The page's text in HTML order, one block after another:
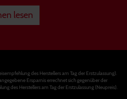
lesen
des Herstellers am Tag der Erstzulassung).
Ersparnis errechnet sich gegenüber der
des Herstellers am Tag der Erstzulassung (Neupreis).